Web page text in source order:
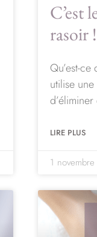
C’est
rasoir
Qu’est-
utilise
LIRE PLUS
1